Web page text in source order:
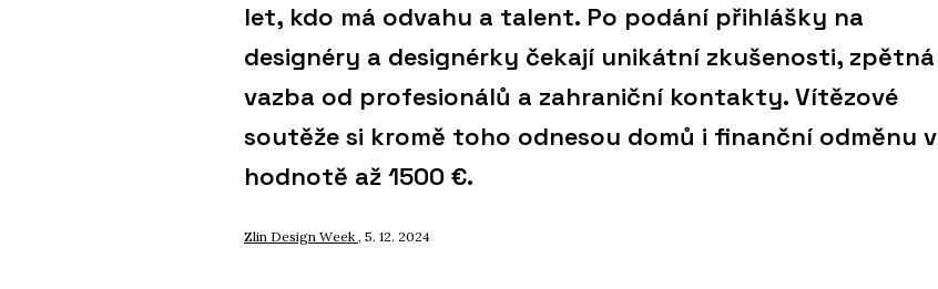
let, kdo má odvahu a talent. Po podání přihlášky na
designéry a designérky čekají unikátní zkušenosti, zpětná
vazba od profesionálů a zahraniční kontakty. Vítězové
soutěže si kromě toho odnesou domů i finanční odměnu v
hodnotě až 1500 €.
Zlin Design Week , 5. 12. 2024